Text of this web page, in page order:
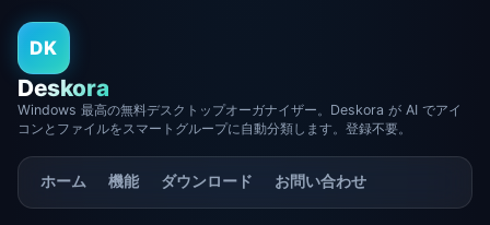
DK
Deskora
Windows 最高の無料デスクトップオーガナイザー。Deskora が AI でアイ
コンとファイルをスマートグループに自動分類します。登録不要。
ホーム 機能 ダウンロード お問い合わせ